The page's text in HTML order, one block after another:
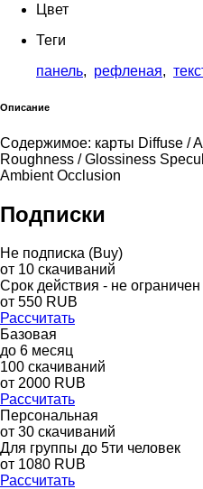
Цвет
Теги
панель, рефленая,
Описание
Содержимое: карты Diffuse /
Roughness / Glossiness
Ambient Occlusion
Подписки
Не подписка (Buy)
от 10 скачиваний
Срок действия - не ограничен
от 550 RUB
Рассчитать
Базовая
до 6 месяц
100 скачиваний
от 2000 RUB
Рассчитать
Персональная
от 30 скачиваний
Для группы до 5ти человек
от 1080 RUB
Рассчитать